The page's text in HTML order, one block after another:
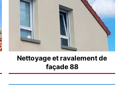
Nettoyage et ravalement de
façade 88